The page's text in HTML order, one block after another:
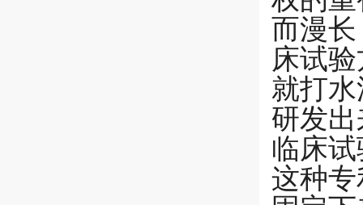
而漫
床试
就打
研发
临床
这种